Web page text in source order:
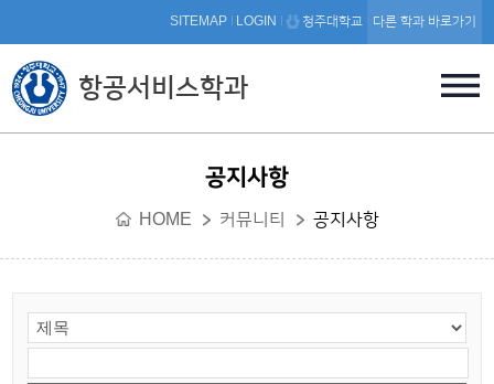
본문 바로가기
항공서비스학과
SITEMAP LOGIN 청주대학교 다른 학과 바로가기
공지사항
HOME 커뮤니티 공지사항